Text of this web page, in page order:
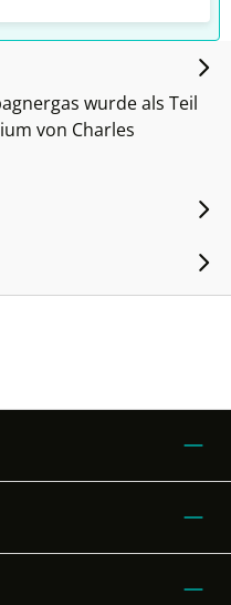
wurde als Teil
von Charles